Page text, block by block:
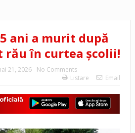
ani a murit după
rău în curtea școlii!
21, 2026
No Comments
Listare
Email